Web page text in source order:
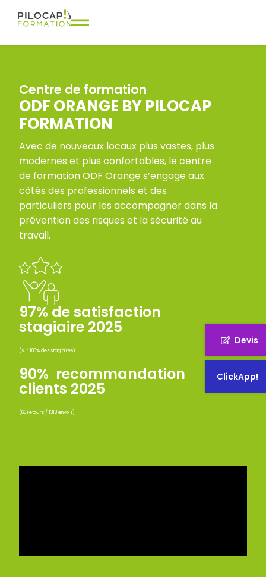
Devis
ClickApp!
Centre de formation
ODF ORANGE BY PILOCAP
FORMATION
Avec de nouveaux locaux plus vastes, plus
modernes et plus confortables, le centre
de formation ODF Orange s’engage aux
côtés des professionnels et des
particuliers pour les accompagner dans la
prévention des risques et la sécurité au
travail.
97% de satisfaction
stagiaire 2025
(sur 100% des stagiaires)
90% recommandation
clients 2025
(66 retours / 1318 envois)